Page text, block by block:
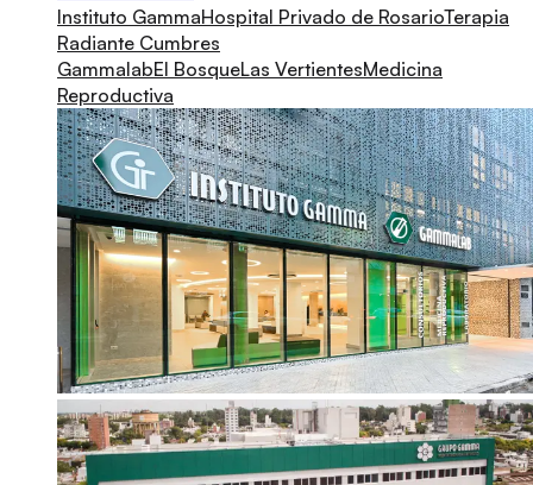
Instituto GammaHospital Privado de RosarioTerapia
Radiante Cumbres
GammalabEl BosqueLas VertientesMedicina
Reproductiva